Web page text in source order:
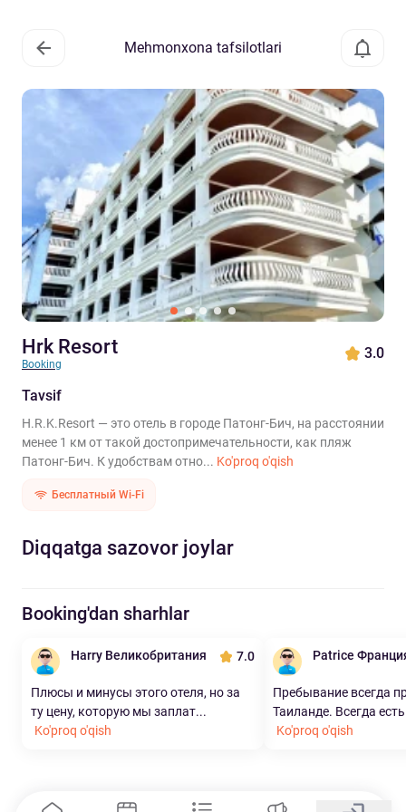
Mehmonxona tafsilotlari
Hrk Resort
Booking
3.0
Tavsif
H.R.K.Resort — это отель в городе Патонг-Бич, на расстоянии
менее 1 км от такой достопримечательности, как пляж
Патонг-Бич. К удобствам отно... Ko'proq o'qish
Бесплатный Wi-Fi
Diqqatga sazovor joylar
Booking'dan sharhlar
Harry Великобритания 7.0
Плюсы и минусы этого отеля, но за
ту цену, которую мы заплат...
Ko'proq o'qish
Patrice
Пребывание всегда
Таиланде. Всегда
Ko'proq o'qish